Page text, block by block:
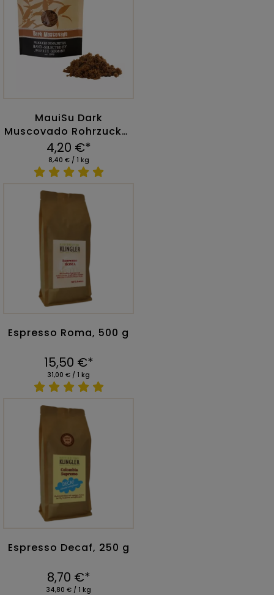
MauiSu Dark
Muscovado Rohrzucker
500g
4,20 €*
8,40 € / 1 kg
Espresso Roma, 500 g
15,50 €*
31,00 € / 1 kg
Espresso Decaf, 250 g
8,70 €*
34,80 € / 1 kg